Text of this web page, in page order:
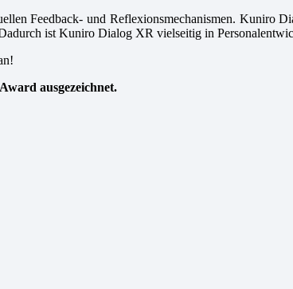
Feedback- und Reflexionsmechanismen. Kuniro
ist Kuniro Dialog XR vielseitig in
ausgezeichnet.